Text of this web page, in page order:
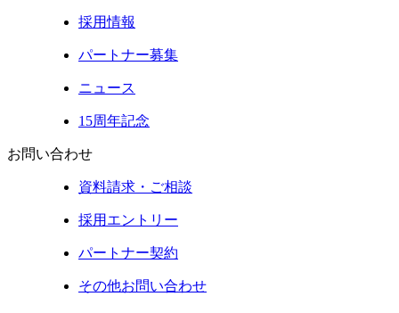
採用情報
パートナー募集
ニュース
15周年記念
お問い合わせ
資料請求・ご相談
採用エントリー
パートナー契約
その他お問い合わせ